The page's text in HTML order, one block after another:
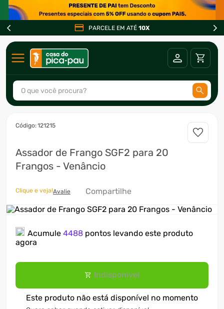
PARCELE EM ATÉ 10X
O que você procura?
:121215
Assador de Frango SGF2 para 20
Frangos - Venâncio
Clique e veja!Avalie Compartilhe
Acumule 4488 pontos levando este produto
agora
Indisponível
Este produto não está disponível no momento
2º
freezer
3º
fogão
4º
forno
5º
cervejeira
7º
10º climatizador